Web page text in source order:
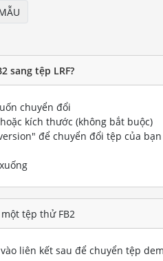
sang tệp LRF?
chuyển đổi
kích thước (không bắt buộc)
để chuyển đổi tệp của
tệp thử FB2
liên kết sau để chuyển tệp